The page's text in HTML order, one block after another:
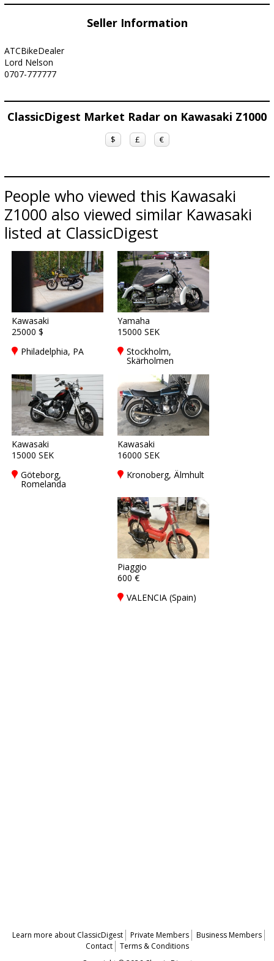
Seller Information
ATCBikeDealer
Lord Nelson
0707-777777
ClassicDigest Market Radar on Kawasaki Z1000
$ £ €
People who viewed this Kawasaki
Z1000 also viewed similar Kawasaki
listed at ClassicDigest
Kawasaki
25000 $
Philadelphia, PA
Yamaha
15000 SEK
Stockholm,
Skärholmen
Kawasaki
15000 SEK
Göteborg,
Romelanda
Kawasaki
16000 SEK
Kronoberg, Älmhult
Piaggio
600 €
VALENCIA (Spain)
Learn more about ClassicDigest Private Members
Business Members
Contact
Terms & Conditions